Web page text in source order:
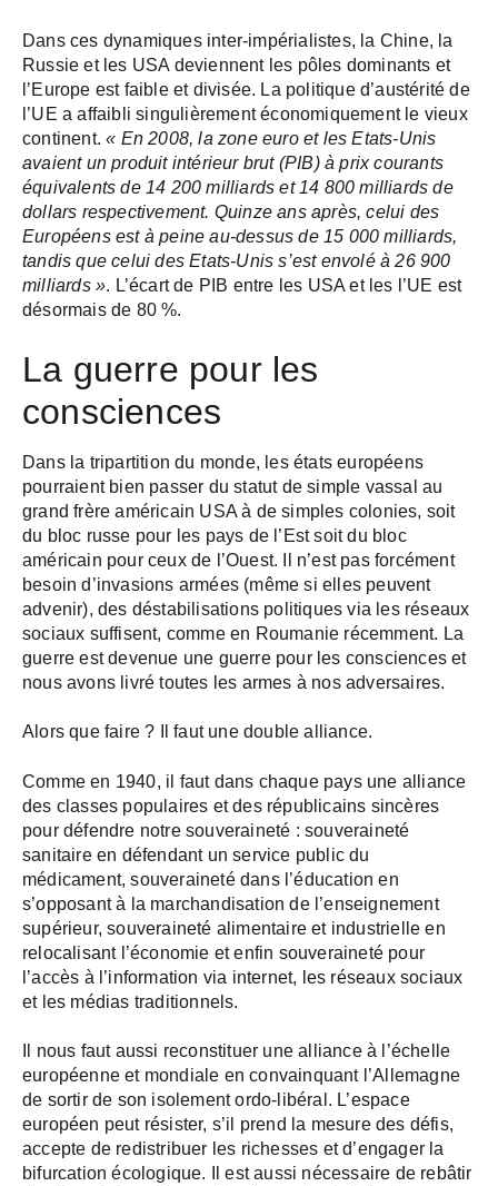
Dans ces dynamiques inter-impérialistes, la Chine, la
Russie et les USA deviennent les pôles dominants et
l’Europe est faible et divisée. La politique d’austérité de
l’UE a affaibli singulièrement économiquement le vieux
continent.« En 2008, la zone euro et les Etats-Unis
avaient un produit intérieur brut (PIB) à prix courants
équivalents de 14 200 milliards et 14 800 milliards de
dollars respectivement. Quinze ans après, celui des
Européens est à peine au-dessus de 15 000 milliards,
tandis que celui des Etats-Unis s’est envolé à 26 900
milliards ». L’écart de PIB entre les USA et les l’UE est
désormais de 80 %.
La guerre pour les
consciences
Dans la tripartition du monde, les états européens
pourraient bien passer du statut de simple vassal au
grand frère américain USA à de simples colonies, soit
du bloc russe pour les pays de l’Est soit du bloc
américain pour ceux de l’Ouest. Il n’est pas forcément
besoin d’invasions armées (même si elles peuvent
advenir), des déstabilisations politiques via les réseaux
sociaux suffisent, comme en Roumanie récemment. La
guerre est devenue une guerre pour les consciences et
nous avons livré toutes les armes à nos adversaires.
Alors que faire ? Il faut une double alliance.
Comme en 1940, il faut dans chaque pays une alliance
des classes populaires et des républicains sincères
pour défendre notre souveraineté : souveraineté
sanitaire en défendant un service public du
médicament, souveraineté dans l’éducation en
s’opposant à la marchandisation de l’enseignement
supérieur, souveraineté alimentaire et industrielle en
relocalisant l’économie et enfin souveraineté pour
l’accès à l’information via internet, les réseaux sociaux
et les médias traditionnels.
Il nous faut aussi reconstituer une alliance à l’échelle
européenne et mondiale en convainquant l’Allemagne
de sortir de son isolement ordo-libéral. L’espace
européen peut résister, s’il prend la mesure des défis,
accepte de redistribuer les richesses et d’engager la
bifurcation écologique. Il est aussi nécessaire de rebâtir